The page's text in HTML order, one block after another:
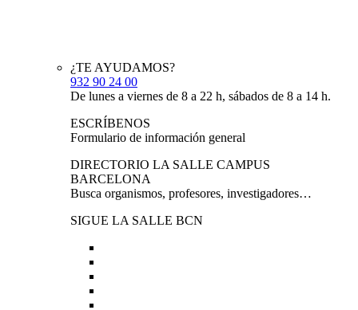
¿TE AYUDAMOS?
932 90 24 00
De lunes a viernes de 8 a 22 h, sábados de 8 a 14 h.
ESCRÍBENOS
Formulario de información general
DIRECTORIO LA SALLE CAMPUS
BARCELONA
Busca organismos, profesores, investigadores…
SIGUE LA SALLE BCN